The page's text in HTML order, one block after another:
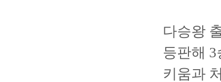
다승왕
등판해
키움과